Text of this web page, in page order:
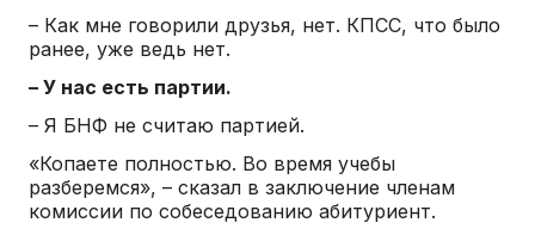
– Как мне говорили друзья, нет. КПСС, что было
ранее, уже ведь нет.
– У нас есть партии.
– Я БНФ не считаю партией.
«Копаете полностью. Во время учебы
разберемся», – сказал в заключение членам
комиссии по собеседованию абитуриент.